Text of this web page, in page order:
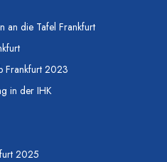
an die Tafel Frankfurt
Frankfurt 2023
in der IHK
2025